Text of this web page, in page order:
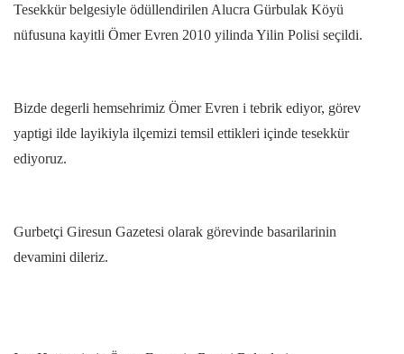
Tesekkür belgesiyle ödüllendirilen Alucra Gürbulak Köyü
nüfusuna kayitli Ömer Evren 2010 yilinda Yilin Polisi seçildi.
Bizde degerli hemsehrimiz Ömer Evren i tebrik ediyor, görev
yaptigi ilde layikiyla ilçemizi temsil ettikleri içinde tesekkür
ediyoruz.
Gurbetçi Giresun Gazetesi olarak görevinde basarilarinin
devamini dileriz.